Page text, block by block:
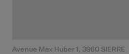
Avenue Max Huber 1, 3960 SIERRE